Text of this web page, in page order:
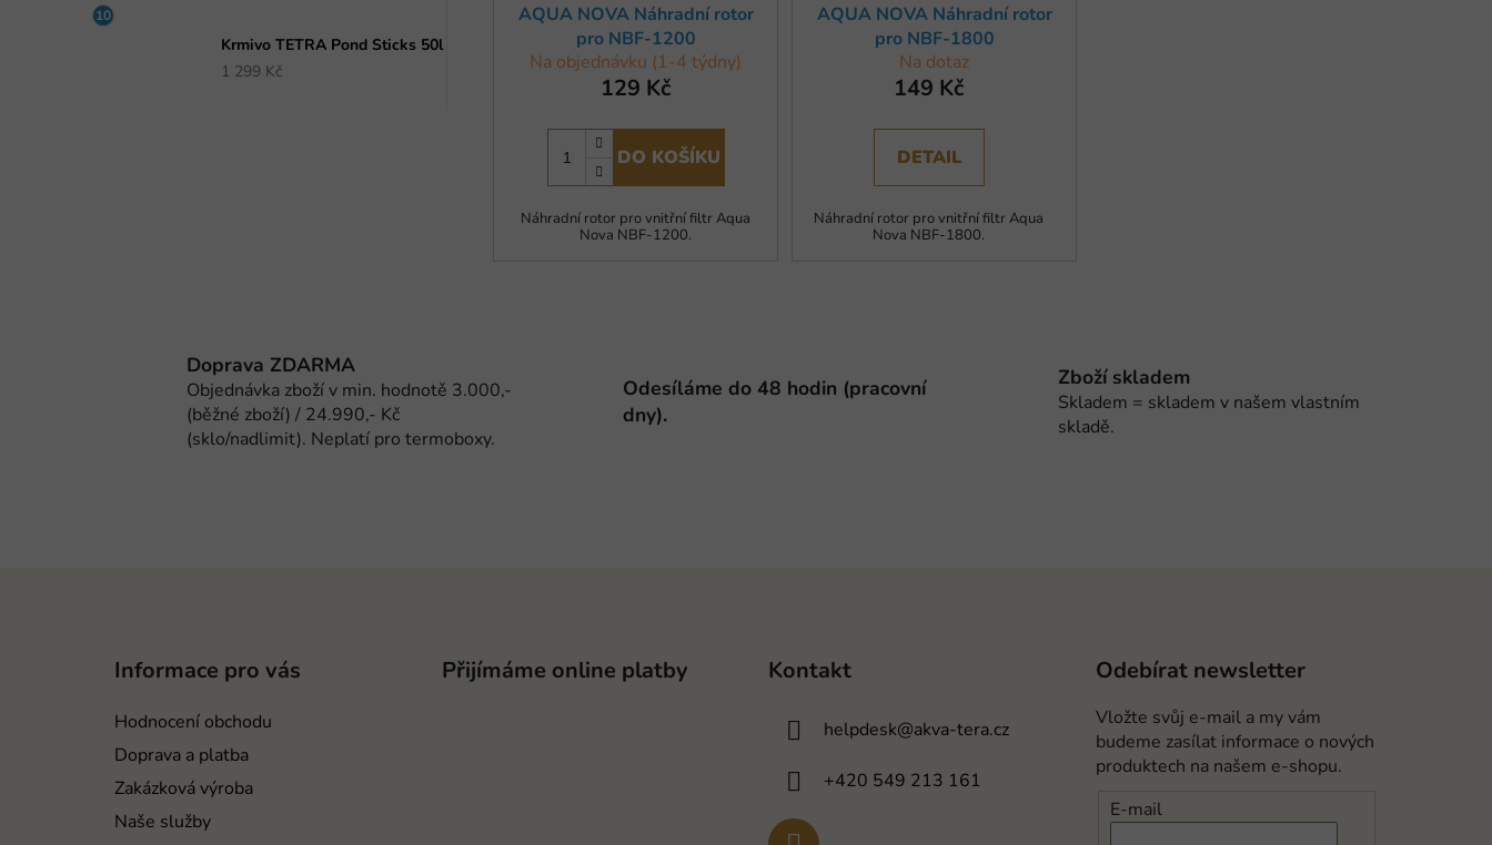
Krmivo TETRA Pond Sticks 50l
1 299 Kč
AQUA NOVA Náhradní rotor
pro NBF-1200
Na objednávku (1-4 týdny)
129 Kč
DO KOŠÍKU
Náhradní rotor pro vnitřní filtr Aqua
Nova NBF-1200.
AQUA NOVA Náhradní rotor
pro NBF-1800
Na dotaz
149 Kč
DETAIL
Náhradní rotor pro vnitřní filtr Aqua
Nova NBF-1800.
u
Doprava ZDARMA
Objednávka zboží v min. hodnotě 3.000,-
(běžné zboží) / 24.990,- Kč
(sklo/nadlimit). Neplatí pro termoboxy.
Odesíláme do 48 hodin (pracovní
dny).
Zboží skladem
Skladem = skladem v našem vlastním
skladě.
Informace pro vás
Hodnocení obchodu
Doprava a platba
Zakázková výroba
Naše služby
Přijímáme online platby Kontakt
helpdesk@akva-tera.cz
+420 549 213 161
Odebírat newsletter
Vložte svůj e-mail a my vám
budeme zasílat informace o nových
produktech na našem e-shopu.
E-mail